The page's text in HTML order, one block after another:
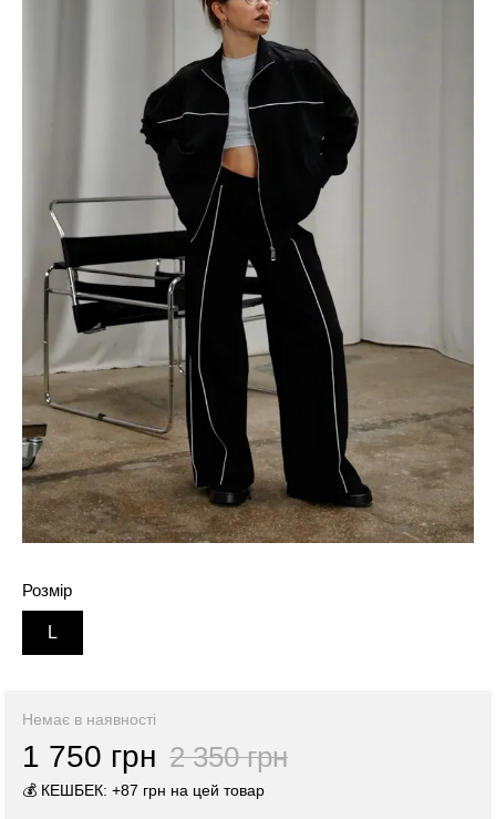
Розмір
L
Немає в наявності
1 750 грн 2 350 грн
💰 КЕШБЕК: +87 грн на цей товар